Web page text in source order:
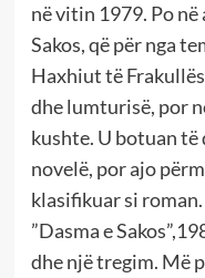
në vitin 1979. Po në
Sakos, që për nga
Haxhiut të
dhe lumturisë, por
kushte. U botuan
novelë, por ajo
klasifikuar si
”Dasma e
dhe një tregim. Më